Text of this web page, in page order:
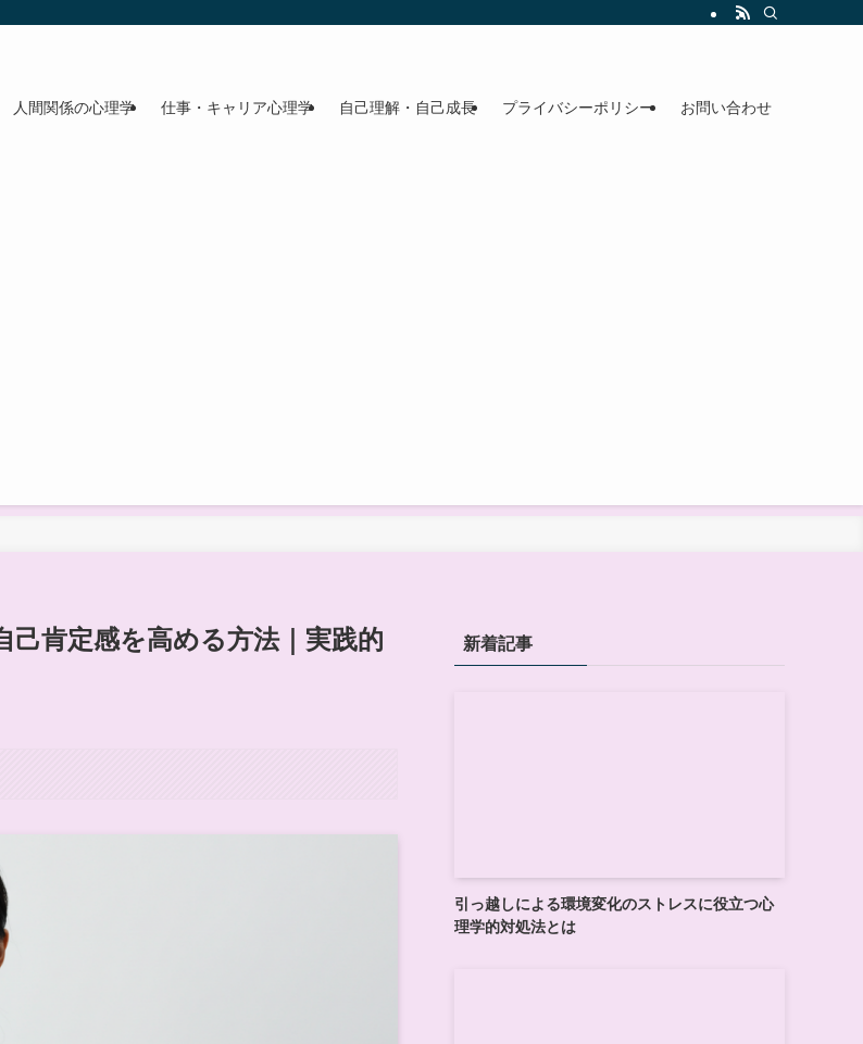
人間関係の心理学 仕事・キャリア心理学 自己理解・自己成長 プライバシーポリシー お問い合わせ
肯定感を高める方法｜実践的
新着記事
引っ越しによる環境変化のストレスに役立つ心
理学的対処法とは